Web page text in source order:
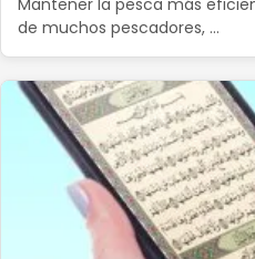
de muchos pescadores, …